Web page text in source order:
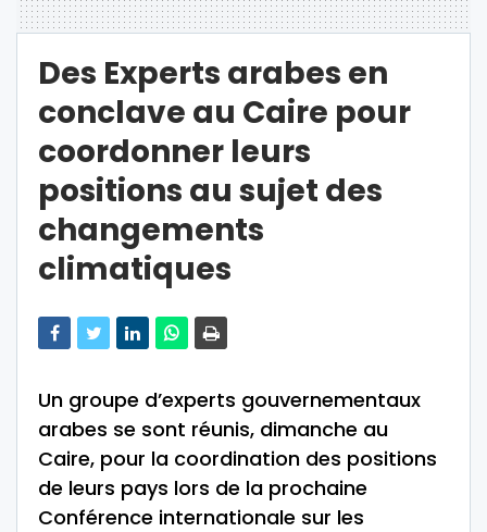
Des Experts arabes en
conclave au Caire pour
coordonner leurs
positions au sujet des
changements
climatiques
Un groupe d’experts gouvernementaux
arabes se sont réunis, dimanche au
Caire, pour la coordination des positions
de leurs pays lors de la prochaine
Conférence internationale sur les